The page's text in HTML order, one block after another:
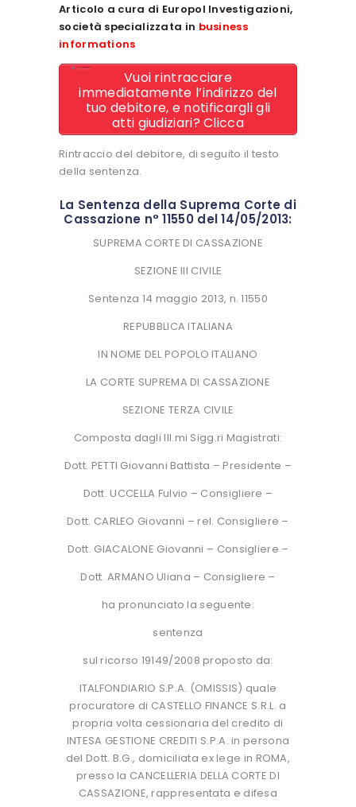
Articolo a cura di Europol Investigazioni,
società specializzata in business
informations
Vuoi rintracciare
immediatamente l’indirizzo del
tuo debitore, e notificargli gli
atti giudiziari? Clicca
Rintraccio del debitore, di seguito il testo
della sentenza.
La Sentenza della Suprema Corte di
Cassazione n° 11550 del 14/05/2013:
SUPREMA CORTE DI CASSAZIONE
SEZIONE III CIVILE
Sentenza 14 maggio 2013, n. 11550
REPUBBLICA ITALIANA
IN NOME DEL POPOLO ITALIANO
LA CORTE SUPREMA DI CASSAZIONE
SEZIONE TERZA CIVILE
Composta dagli Ill.mi Sigg.ri Magistrati:
Dott. PETTI Giovanni Battista – Presidente –
Dott. UCCELLA Fulvio – Consigliere –
Dott. CARLEO Giovanni – rel. Consigliere –
Dott. GIACALONE Giovanni – Consigliere –
Dott. ARMANO Uliana – Consigliere –
ha pronunciato la seguente:
sentenza
sul ricorso 19149/2008 proposto da:
ITALFONDIARIO S.P.A. (OMISSIS) quale
procuratore di CASTELLO FINANCE S.R.L. a
propria volta cessionaria del credito di
INTESA GESTIONE CREDITI S.P.A. in persona
del Dott. B.G., domiciliata ex lege in ROMA,
presso la CANCELLERIA DELLA CORTE DI
CASSAZIONE, rappresentata e difesa